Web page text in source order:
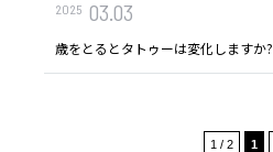
2025 03.03
歳をとるとタトゥーは変化しますか?
1 / 2 1